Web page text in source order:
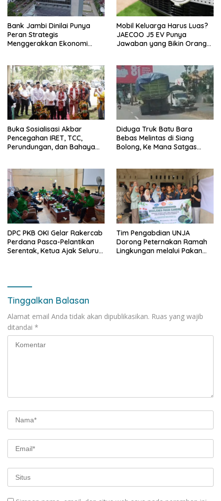
Bank Jambi Dinilai Punya
Peran Strategis
Menggerakkan Ekonomi
Mobil Keluarga Harus Luas?
JAECOO J5 EV Punya
Jawaban yang Bikin Orang
Buka Sosialisasi Akbar
Pencegahan IRET, TCC,
Perundungan, dan Bahaya
bisa jaga diri, 60% masa
depan sudah ada di tangan”
Diduga Truk Batu Bara
Bebas Melintas di Siang
Bolong, Ke Mana Satgas
DPC PKB OKI Gelar Rakercab
Perdana Pasca-Pelantikan
Serentak, Ketua Ajak Seluruh
Tim Pengabdian UNJA
Dorong Peternakan Ramah
Lingkungan melalui Pakan
Tinggalkan Balasan
Alamat email Anda tidak akan dipublikasikan. Ruas yang wajib
ditandai *